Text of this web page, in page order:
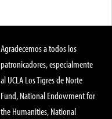
Agradecemos a todos los
patronicadores, especialmente
al UCLA Los Tigres de Norte
Fund, National Endowment for
the Humanities, National